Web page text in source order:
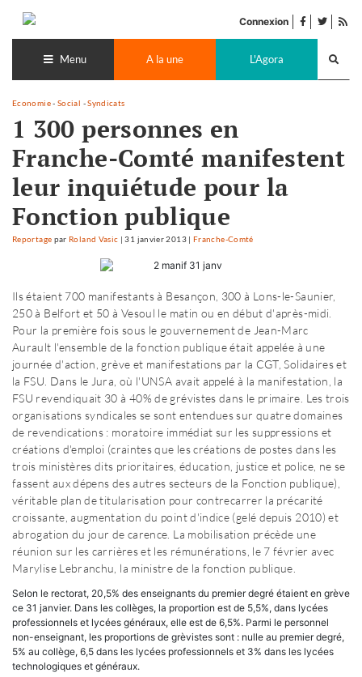
contenu
Connexion facebook
twitter
Menu A la une L'Agora
Economie- Social -Syndicats
1 300 personnes en
Franche-Comté manifestent
leur inquiétude pour la
Fonction publique
Reportage par Roland Vasic |31 janvier 2013| Franche-Comté
Ils étaient 700 manifestants à Besançon, 300 à Lons-le-Saunier,
250 à Belfort et 50 à Vesoul le matin ou en début d'après-midi.
Pour la première fois sous le gouvernement de Jean-Marc
Aurault l'ensemble de la fonction publique était appelée à une
journée d'action, grève et manifestations par la CGT, Solidaires et
la FSU. Dans le Jura, où l'UNSA avait appelé à la manifestation, la
FSU revendiquait 30 à 40% de grévistes dans le primaire. Les trois
organisations syndicales se sont entendues sur quatre domaines
de revendications : moratoire immédiat sur les suppressions et
créations d'emploi (craintes que les créations de postes dans les
trois ministères dits prioritaires, éducation, justice et police, ne se
fassent aux dépens des autres secteurs de la Fonction publique),
véritable plan de titularisation pour contrecarrer la précarité
croissante, augmentation du point d'indice (gelé depuis 2010) et
abrogation du jour de carence. La mobilisation précède une
réunion sur les carrières et les rémunérations, le 7 février avec
Marylise Lebranchu, la ministre de la fonction publique.
Selon le rectorat, 20,5% des enseignants du premier degré étaient en grève
ce 31 janvier. Dans les collèges, la proportion est de 5,5%, dans lycées
professionnels et lycées généraux, elle est de 6,5%. Parmi le personnel
non-enseignant, les proportions de grèvistes sont : nulle au premier degré,
5% au collège, 6,5 dans les lycées professionnels et 3% dans les lycées
technologiques et généraux.